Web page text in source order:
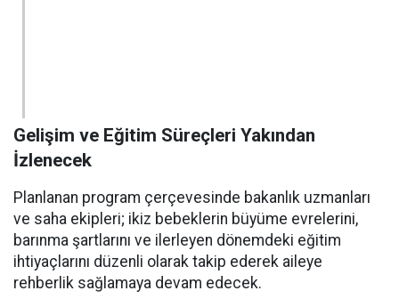
Gelişim ve Eğitim Süreçleri Yakından
İzlenecek
Planlanan program çerçevesinde bakanlık uzmanları
ve saha ekipleri; ikiz bebeklerin büyüme evrelerini,
barınma şartlarını ve ilerleyen dönemdeki eğitim
ihtiyaçlarını düzenli olarak takip ederek aileye
rehberlik sağlamaya devam edecek.